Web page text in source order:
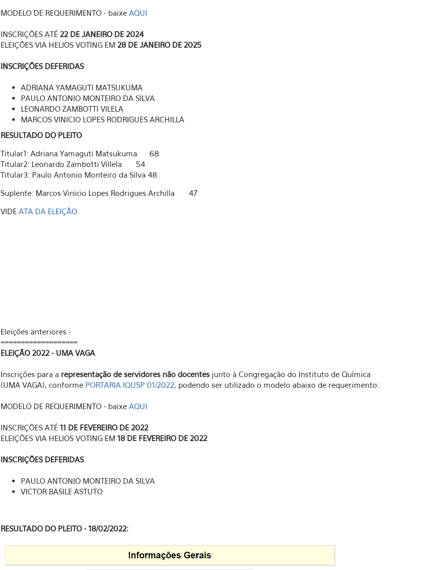
MODELO DE REQUERIMENTO - baixe AQUI
INSCRIÇÕES ATÉ 22 DE JANEIRO DE 2024
ELEIÇÕES VIA HELIOS VOTING EM 28 DE JANEIRO DE 2025
INSCRIÇÕES DEFERIDAS
ADRIANA YAMAGUTI MATSUKUMA
PAULO ANTONIO MONTEIRO DA SILVA
LEONARDO ZAMBOTTI VILELA
MARCOS VINICIO LOPES RODRIGUES ARCHILLA
RESULTADO DO PLEITO
Titular1: Adriana Yamaguti Matsukuma 68
Titular2: Leonardo Zambotti Villela 54
Titular3: Paulo Antonio Monteiro da Silva 48
Suplente: Marcos Vinicio Lopes Rodrigues Archilla 47
VIDE ATA DA ELEIÇÃO
Eleições anteriores -
===================
ELEIÇÃO 2022 - UMA VAGA
Inscrições para a representação de servidores não docentes junto à Congregação do Instituto de Química
(UMA VAGA), conforme PORTARIA IQUSP 01/2022, podendo ser utilizado o modelo abaixo de requerimento:
MODELO DE REQUERIMENTO - baixe AQUI
INSCRIÇÕES ATÉ 11 DE FEVEREIRO DE 2022
ELEIÇÕES VIA HELIOS VOTING EM 18 DE FEVEREIRO DE 2022
INSCRIÇÕES DEFERIDAS
PAULO ANTONIO MONTEIRO DA SILVA
VICTOR BASILE ASTUTO
RESULTADO DO PLEITO - 18/02/2022: